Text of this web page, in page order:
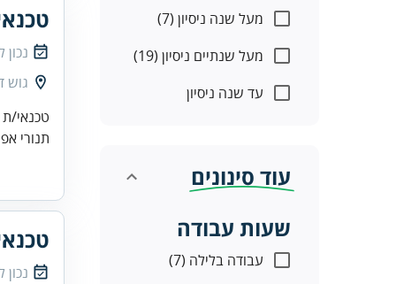
מעל שנה ניסיון (7)
מעל שנתיים ניסיון (19)
עד שנה ניסיון
עוד סינונים
שעות עבודה
עבודה בלילה (7)
גוש
טכנאי/
תנורי אפיה)טכנאי/ת